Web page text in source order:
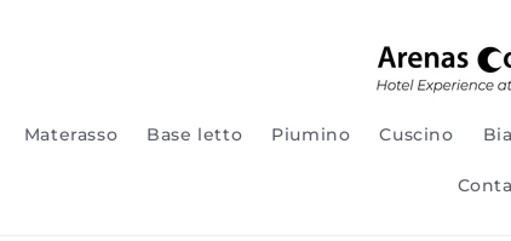
Materasso Base letto Piumino Cuscino